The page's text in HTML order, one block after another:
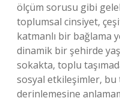
ölçüm sorusu gibi
toplumsal cinsiyet,
katmanlı bir bağlama
dinamik bir şehirde
sokakta, toplu
sosyal etkileşimler,
derinlemesine